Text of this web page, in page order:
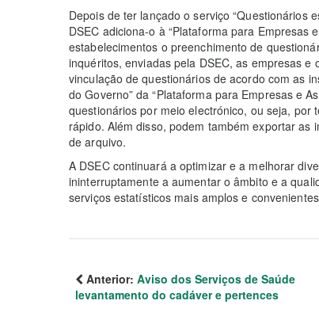
Depois de ter lançado o serviço “Questionários
DSEC adiciona-o à “Plataforma para Empresas
estabelecimentos o preenchimento de
inquéritos, enviadas pela DSEC, as empresas
vinculação de questionários de acordo com as
do Governo” da “Plataforma para Empresas e
questionários por meio electrónico, ou seja, por
rápido. Além disso, podem também exportar as
de arquivo.
A DSEC continuará a optimizar e a melhorar
ininterruptamente a aumentar o âmbito e a
serviços estatísticos mais amplos e
Anterior: Aviso dos Serviços de Saúde
levantamento do cadáver e pertences